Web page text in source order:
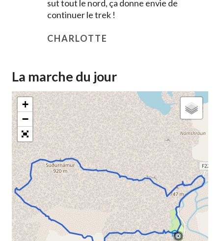
sut tout le nord, ça donne envie de
continuer le trek !
CHARLOTTE
La marche du jour
+
−